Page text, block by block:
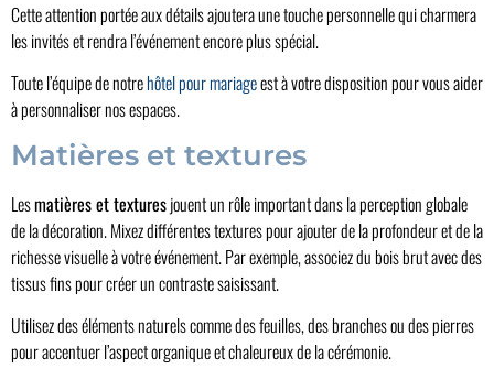
Cette attention portée aux détails ajoutera une touche personnelle qui charmera
les invités et rendra l’événement encore plus spécial.
Toute l’équipe de notrehôtel pour mariageest à votre disposition pour vous aider
à personnaliser nos espaces.
Matières et textures
Lesmatières et texturesjouent un rôle important dans la perception globale
de la décoration. Mixez différentes textures pour ajouter de la profondeur et de la
richesse visuelle à votre événement. Par exemple, associez du bois brut avec des
tissus fins pour créer un contraste saisissant.
Utilisez des éléments naturels comme des feuilles, des branches ou des pierres
pour accentuer l’aspect organique et chaleureux de la cérémonie.